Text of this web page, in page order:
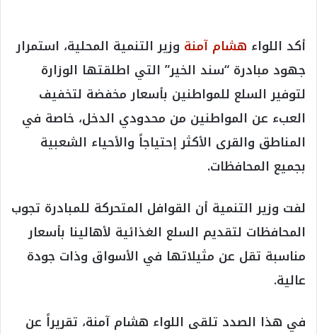
أكد اللواء هشام آمنة وزير التنمية المحلية، استمرار
جهود مبادرة “سند الخير” التي اطلقتها الوزارة
لتوفير السلع للمواطنين بأسعار مخفضة لتخفيف
العبء عن المواطنين من محدودي الدخل، خاصة في
المناطق والقرى الأكثر إحتياجاً والأحياء الشعبية
بجميع المحافظات.
لفت وزير التنمية أن القوافل المتحركة للمبادرة تجوب
المحافظات لتقديم السلع الغذائية لأهالينا بأسعار
مناسبة تقل عن مثيلاتها في الأسواق وذات جودة
عالية.
في هذا الصدد تلقى اللواء هشام آمنة، تقريراً عن